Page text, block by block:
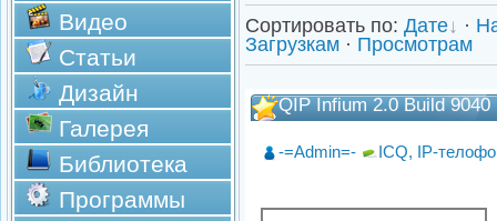
Видео
Статьи
Дизайн
Галерея
Библиотека
Программы
Сортировать по: Дате ·
Загрузкам · Просмотрам
QIP Infium 2.0 Build 9040
-=Admin=- ICQ, IP-